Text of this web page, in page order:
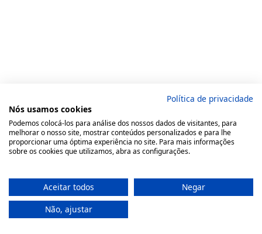
Política de privacidade
Nós usamos cookies
Podemos colocá-los para análise dos nossos dados de visitantes, para
melhorar o nosso site, mostrar conteúdos personalizados e para lhe
proporcionar uma óptima experiência no site. Para mais informações
sobre os cookies que utilizamos, abra as configurações.
Aceitar todos
Negar
Não, ajustar